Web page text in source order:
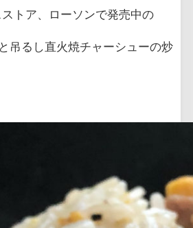
トア、ローソンで発売中の
吊るし直火焼チャーシューの炒